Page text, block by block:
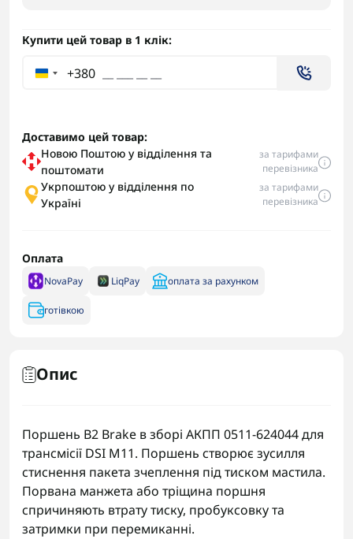
Купити цей товар в 1 клік:
+380
Доставимо цей товар:
Новою Поштою у відділення та
поштомати
за тарифами
перевізника
Укрпоштою у відділення по
Україні
за тарифами
перевізника
Оплата
NovaPay LiqPay оплата за рахунком
готівкою
Опис
Поршень B2 Brake в зборі АКПП 0511-624044 для
трансмісії DSI M11. Поршень створює зусилля
стиснення пакета зчеплення під тиском мастила.
Порвана манжета або тріщина поршня
спричиняють втрату тиску, пробуксовку та
затримки при перемиканні.